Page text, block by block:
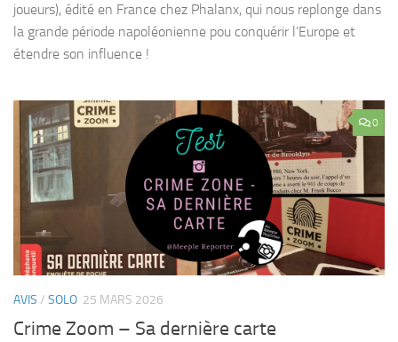
joueurs), édité en France chez Phalanx, qui nous replonge dans
la grande période napoléonienne pou conquérir l’Europe et
étendre son influence !
0
AVIS / SOLO 25 MARS 2026
Crime Zoom – Sa dernière carte